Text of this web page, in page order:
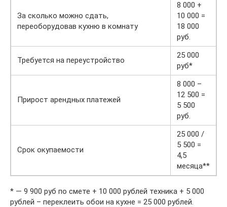
За сколько можно сдать,
переоборудовав кухню в комнату
8 000 +
10 000 =
18 000
руб.
Требуется на переустройство
25 000
руб*
Прирост арендных платежей
8 000 –
12 500 =
5 500
руб.
Срок окупаемости
25 000 /
5 500 =
4,5
месяца**
* — 9 900 руб по смете + 10 000 рублей техника + 5 000
рублей – переклеить обои на кухне = 25 000 рублей.